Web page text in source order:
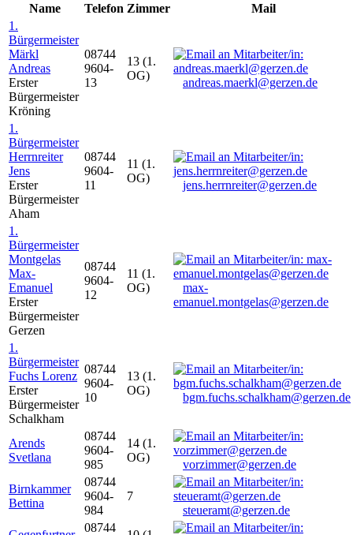
Name
Telefon Zimmer
Mail
1.
Bürgermeister
Märkl
Andreas
Erster
Bürgermeister
Kröning
08744
9604-
13
13 (1.
OG)
andreas.maerkl@gerzen.de
1.
Bürgermeister
Herrnreiter
Jens
Erster
Bürgermeister
Aham
08744
9604-
11
11 (1.
OG)
jens.herrnreiter@gerzen.de
1.
Bürgermeister
Montgelas
Max-
Emanuel
Erster
Bürgermeister
Gerzen
08744
9604-
12
11 (1.
OG)
max-
emanuel.montgelas@gerzen.de
1.
Bürgermeister
Fuchs Lorenz
Erster
Bürgermeister
Schalkham
08744
9604-
10
13 (1.
OG)
bgm.fuchs.schalkham@gerzen.de
Arends
Svetlana
08744
9604-
985
14 (1.
OG)
vorzimmer@gerzen.de
Birnkammer
Bettina
08744
9604-
984
7
steueramt@gerzen.de
08744